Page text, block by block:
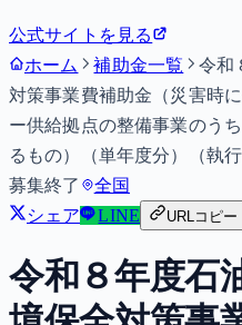
公式サイトを見る
ホーム
補助金一覧
令和
対策事業費補助金（災害時
ー供給拠点の整備事業のう
るもの）（単年度分）（執行
募集終了
全国
シェア
LINE URLコピー
令和８年度石